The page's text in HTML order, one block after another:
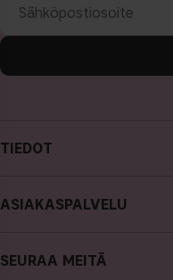
TIEDOT
ASIAKASPALVELU
SEURAA MEITÄ